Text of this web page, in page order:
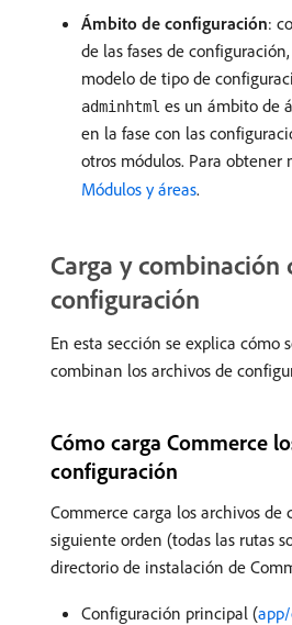
Ámbito de configuración:
de las fases de
modelo de tipo de
adminhtml es un ámbito de
en la fase con las
otros módulos. Para obtener
Módulos y áreas.
Carga y combinación
configuración
En esta sección se explica cómo
combinan los archivos de
Cómo carga Commerce
configuración
Commerce carga los archivos
siguiente orden (todas las rutas
directorio de instalación de
Configuración principal (